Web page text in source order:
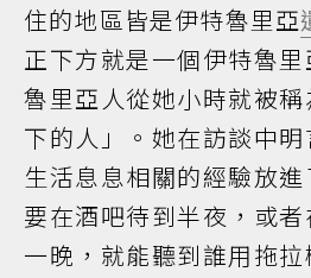
住的地區皆是伊特魯里亞
正下方就是一個伊特魯
魯里亞人從她小時就被
下的人」。她在訪談中
生活息息相關的經驗放
要在酒吧待到半夜，或
一晚，就能聽到誰用拖